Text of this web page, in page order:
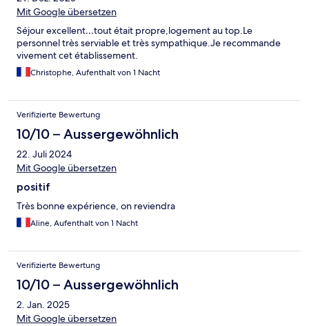
Mit Google übersetzen
Séjour excellent…tout était propre,logement au top.Le
personnel très serviable et très sympathique.Je recommande
vivement cet établissement.
Christophe, Aufenthalt von 1 Nacht
Verifizierte Bewertung
10/10 – Aussergewöhnlich
22. Juli 2024
Mit Google übersetzen
positif
Très bonne expérience, on reviendra
Aline, Aufenthalt von 1 Nacht
Verifizierte Bewertung
10/10 – Aussergewöhnlich
2. Jan. 2025
Mit Google übersetzen